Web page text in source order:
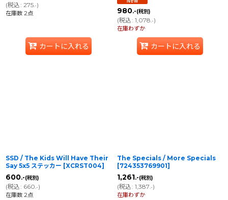
(税込: 275.-)
在庫数 2点
カートに入れる
980.-(税別)
(税込: 1,078 .-)
在庫わずか
カートに入れる
SSD / The Kids Will Have Their
Say 5x5 ステッカー [XCRST004]
600.-(税別)
(税込: 660 .-)
在庫数 2点
The Specials / More Specials
[724353769901]
1,261.-(税別)
(税込: 1,387 .-)
在庫わずか